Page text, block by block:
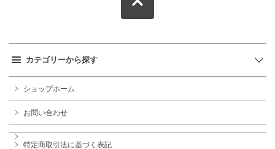
カテゴリーから探す
ショップホーム
お問い合わせ
特定商取引法に基づく表記